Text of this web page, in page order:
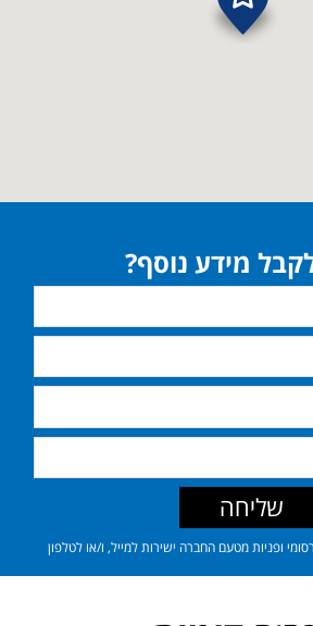
מידע נוסף?
ופניות מטעם החברה ישירות למייל, ו/או לטלפון
שליחה